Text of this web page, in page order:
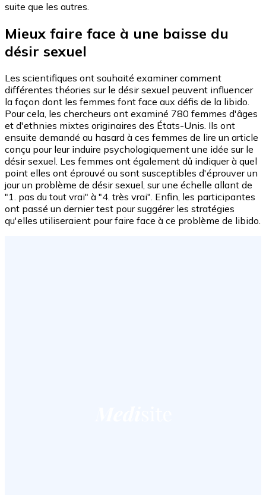
suite que les autres.
Mieux faire face à une baisse du
désir sexuel
Les scientifiques ont souhaité examiner comment
différentes théories sur le désir sexuel peuvent influencer
la façon dont les femmes font face aux défis de la libido.
Pour cela, les chercheurs ont examiné 780 femmes d'âges
et d'ethnies mixtes originaires des États-Unis. Ils ont
ensuite demandé au hasard à ces femmes de lire un article
conçu pour leur induire psychologiquement une idée sur le
désir sexuel. Les femmes ont également dû indiquer à quel
point elles ont éprouvé ou sont susceptibles d'éprouver un
jour un problème de désir sexuel, sur une échelle allant de
"1. pas du tout vrai" à "4. très vrai". Enfin, les participantes
ont passé un dernier test pour suggérer les stratégies
qu'elles utiliseraient pour faire face à ce problème de libido.